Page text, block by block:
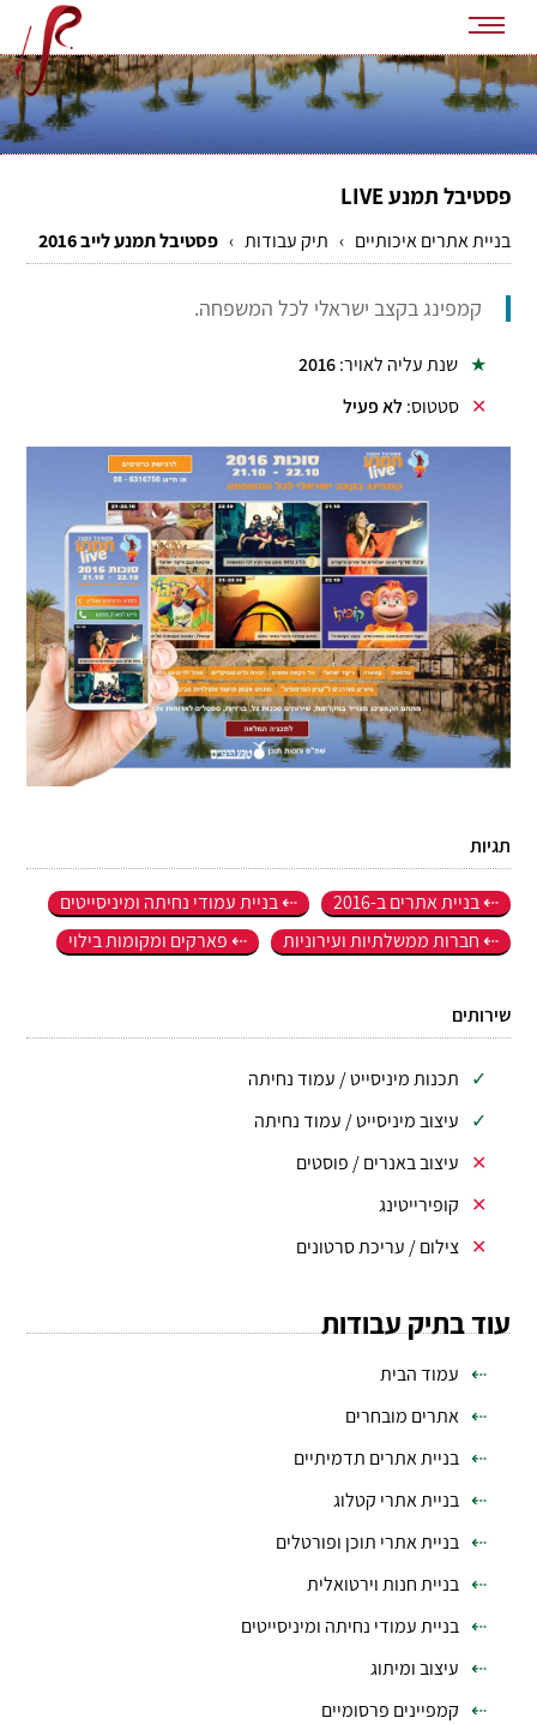
פסטיבל תמנעLIVE
בניית אתרים איכותיים › תיק עבודות ›פסטיבל תמנע לייב 2016
קמפינג בקצב ישראלי לכל המשפחה.
שנת עליה לאויר:2016
סטטוס:לא פעיל
תגיות
בניית אתרים ב-2016
בניית עמודי נחיתה ומיניסייטים
חברות ממשלתיות ועירוניות
פארקים ומקומות בילוי
שירותים
תכנות מיניסייט / עמוד נחיתה
עיצוב מיניסייט / עמוד נחיתה
עיצוב באנרים / פוסטים
קופירייטינג
צילום / עריכת סרטונים
עוד בתיק עבודות
עמוד הבית
אתרים מובחרים
בניית אתרים תדמיתיים
בניית אתרי קטלוג
בניית אתרי תוכן ופורטלים
בניית חנות וירטואלית
בניית עמודי נחיתה ומיניסייטים
עיצוב ומיתוג
קמפיינים פרסומיים